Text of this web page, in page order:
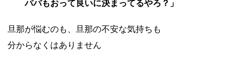
パパもおって良いに決まってるやろ？」
旦那が悩むのも、旦那の不安な気持ちも
分からなくはありません